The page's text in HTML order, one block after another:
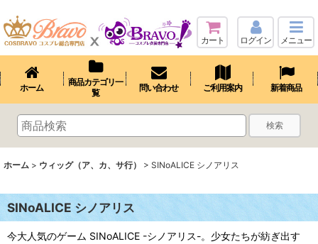
カート ログイン メニュー
ホーム
商品カテゴリ一
覧
問い合わせ ご利用案内 新着商品
検索
ホーム > ウィッグ（ア、カ、サ行） > SINoALICE シノアリス
SINoALICE シノアリス
今大人気のゲーム SINoALICE -シノアリス-。少女たちが紡ぎ出す